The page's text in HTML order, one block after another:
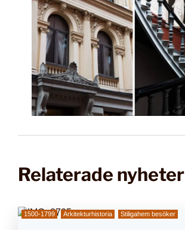
Relaterade nyheter
1500-1799 Arkitekturhistoria Stiligahem besöker